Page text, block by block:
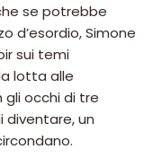
se potrebbe
d’esordio, Simone
sui temi
lotta alle
gli occhi di tre
diventare, un